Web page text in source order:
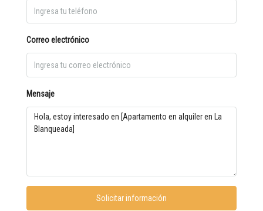
Correo electrónico
Mensaje
Solicitar información